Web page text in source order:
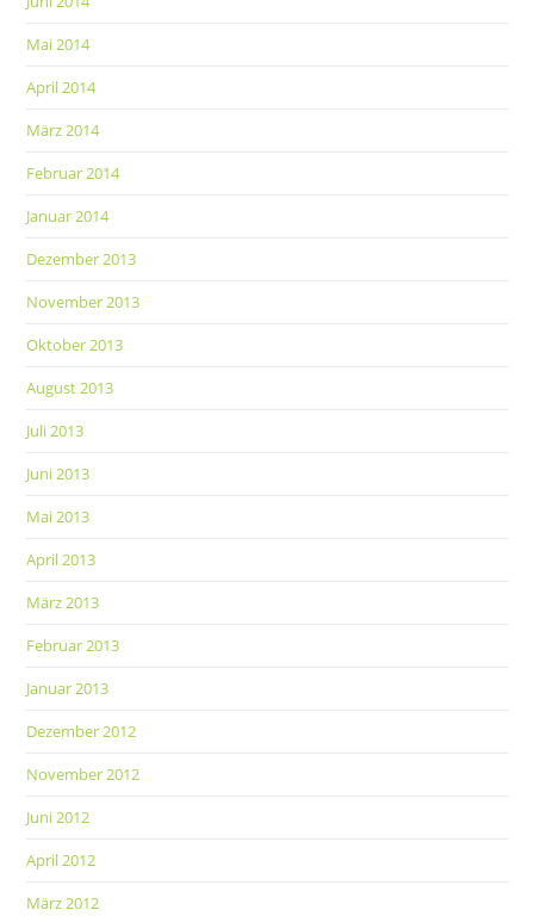
Mai 2014
April 2014
März 2014
Februar 2014
Januar 2014
Dezember 2013
November 2013
Oktober 2013
August 2013
Juli 2013
Juni 2013
Mai 2013
April 2013
März 2013
Februar 2013
Januar 2013
Dezember 2012
November 2012
Juni 2012
April 2012
März 2012